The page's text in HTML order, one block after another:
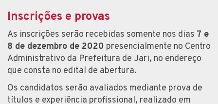
Inscrições e provas
As inscrições serão recebidas somente nos dias 7 e
8 de dezembro de 2020 presencialmente no Centro
Administrativo da Prefeitura de Jari, no endereço
que consta no edital de abertura.
Os candidatos serão avaliados mediante prova de
títulos e experiência profissional, realizado em